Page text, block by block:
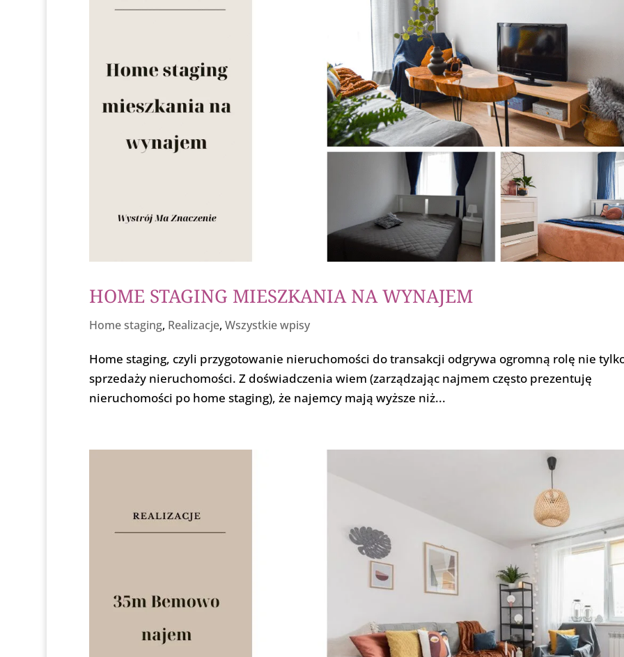
HOME STAGING MIESZKANIA NA WYNAJEM
Home staging, Realizacje, Wszystkie wpisy
Home staging, czyli przygotowanie nieruchomości do transakcji odgrywa ogromną rolę nie
sprzedaży nieruchomości. Z doświadczenia wiem (zarządzając najmem często prezentuję
nieruchomości po home staging), że najemcy mają wyższe niż...